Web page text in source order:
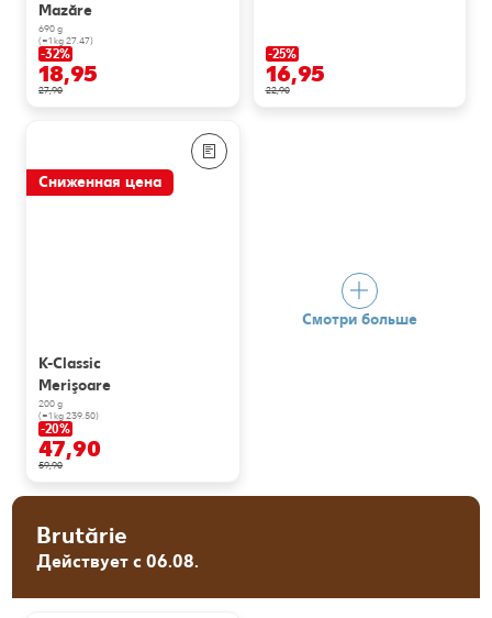
Mazăre
690 g
(=1 kg 27.47)
-32%
18,95
27,90
-25%
16,95
22,90
Сниженная цена
K-Classic
Merişoare
200 g
(=1 kg 239.50)
-20%
47,90
59,90
Смотри больше
Brutărie
Действует с 06.08.